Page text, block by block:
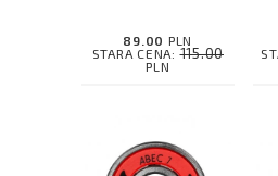
89.00 PLN
STARA CENA:115.00
PLN